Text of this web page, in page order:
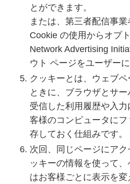
とができます。
または、第三者配信事業
Cookie の使用からオプ
Network Advertising
ウト ページをユーザーに
クッキーとは、ウェブ
ときに、ブラウザとサ
受信した利用履歴や入
客様のコンピュータに
存しておく仕組みです。
次回、同じページにアク
ッキーの情報を使って
はお客様ごとに表示を変